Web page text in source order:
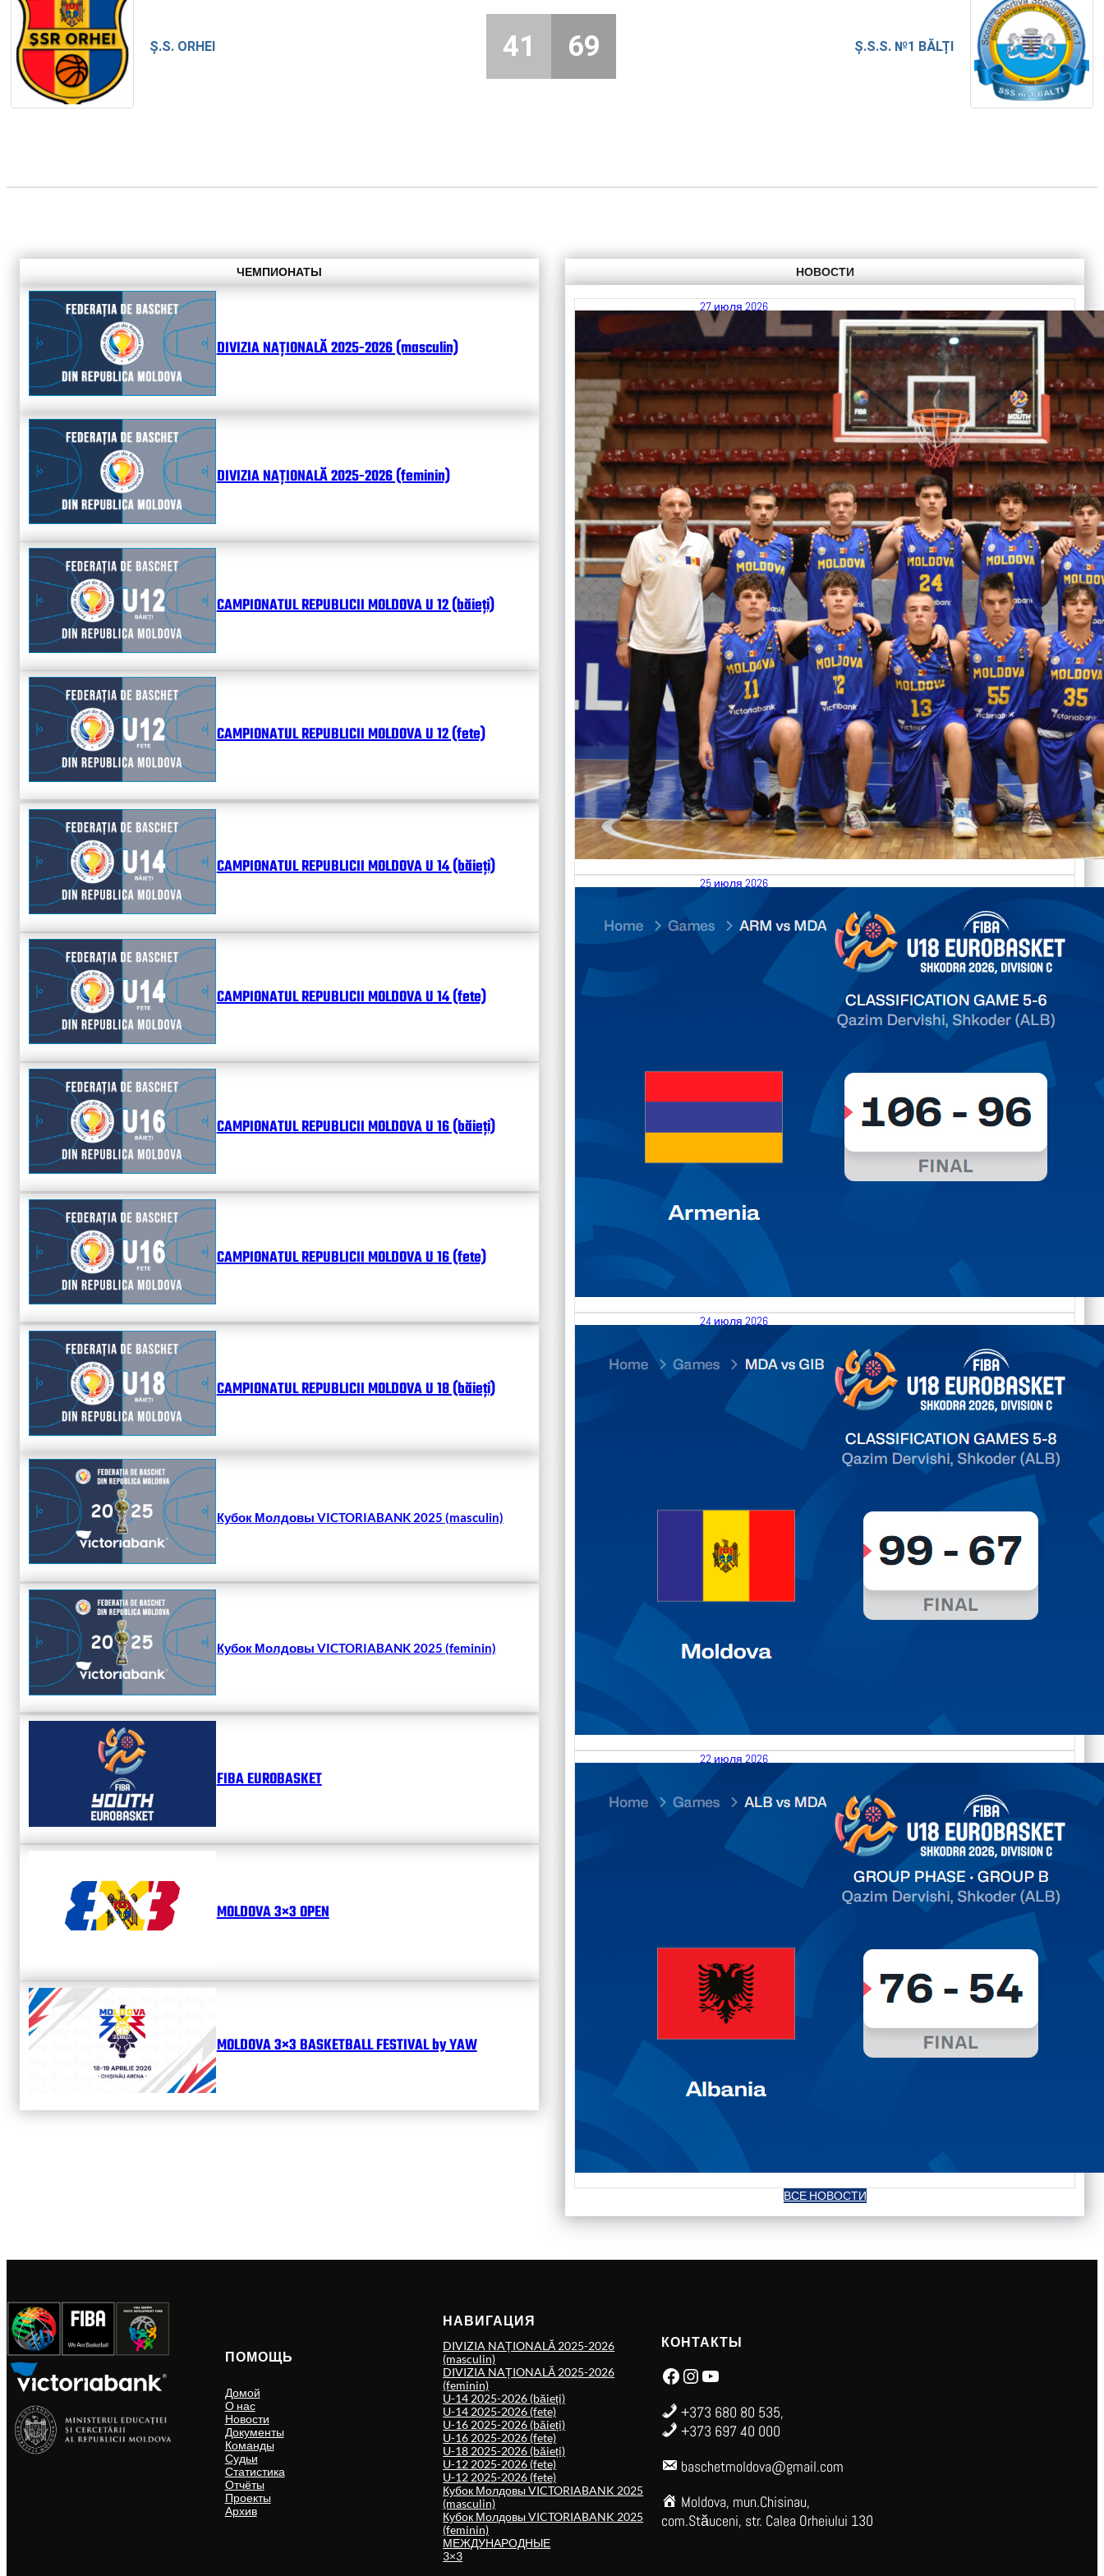
Ș.S. ORHEI Ș.S.S. №1 BĂLȚI
41 69
ЧЕМПИОНАТЫ
DIVIZIA NAȚIONALĂ 2025-2026 (masculin)
DIVIZIA NAȚIONALĂ 2025-2026 (feminin)
CAMPIONATUL REPUBLICII MOLDOVA U 12 (băieți)
CAMPIONATUL REPUBLICII MOLDOVA U 12 (fete)
CAMPIONATUL REPUBLICII MOLDOVA U 14 (băieți)
CAMPIONATUL REPUBLICII MOLDOVA U 14 (fete)
CAMPIONATUL REPUBLICII MOLDOVA U 16 (băieți)
CAMPIONATUL REPUBLICII MOLDOVA U 16 (fete)
CAMPIONATUL REPUBLICII MOLDOVA U 18 (băieți)
Кубок Молдовы VICTORIABANK 2025 (masculin)
Кубок Молдовы VICTORIABANK 2025 (feminin)
FIBA EUROBASKET
MOLDOVA 3×3 OPEN
MOLDOVA 3×3 BASKETBALL FESTIVAL by YAW
НОВОСТИ
27 июля 2026
Итоги FIBA U18 EuroBasket 2026, Division C
25 июля 2026
26.07.2026 Armenia vs Moldova FIBA U18 EuroBasket 2026,
Division C
Читать далее
24 июля 2026
25.07.2026 Moldova vs Gibraltar FIBA U18 EuroBasket 2026,
Division C
Читать далее
22 июля 2026
23.07.2026 Albania vs Moldova FIBA U18 EuroBasket 2026,
Division C
Читать далее
ВСЕ НОВОСТИ
ПОМОЩЬ
Домой
О нас
Новости
Документы
Команды
Судьи
Статистика
Отчёты
Проекты
Архив
НАВИГАЦИЯ
DIVIZIA NAȚIONALĂ 2025-2026
(masculin)
DIVIZIA NAȚIONALĂ 2025-2026
(feminin)
U-14 2025-2026 (băieți)
U-14 2025-2026 (fete)
U-16 2025-2026 (băieți)
U-16 2025-2026 (fete)
U-18 2025-2026 (băieți)
U-12 2025-2026 (fete)
U-12 2025-2026 (fete)
Кубок Молдовы VICTORIABANK 2025
(masculin)
Кубок Молдовы VICTORIABANK 2025
(feminin)
МЕЖДУНАРОДНЫЕ
3×3
КОНТАКТЫ
Facebook Instagram YouTube
+373 680 80 535,
+373 697 40 000
baschetmoldova@gmail.com
Moldova, mun.Chisinau,
com.Stăuceni, str. Calea Orheiului 130